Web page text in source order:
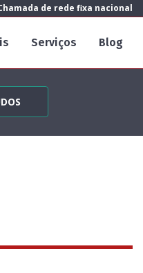
de rede fixa nacional
Serviços Blog